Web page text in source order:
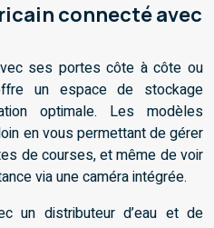
connecté avec
ses portes côte à côte ou
un espace de stockage
optimale. Les modèles
en vous permettant de gérer
de courses, et même de voir
via une caméra intégrée.
un distributeur d’eau et de